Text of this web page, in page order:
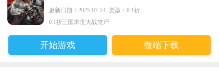
更新日期：2025-07-24 类型：0.1折
0.1折三国末世大战丧尸
开始游戏 微端下载